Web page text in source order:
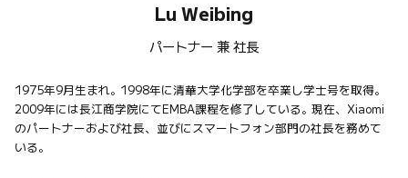
Lu Weibing
パートナー 兼 社長
1975年9月生まれ。1998年に清華大学化学部を卒業し学士号を取得。
2009年には長江商学院にてEMBA課程を修了している。現在、Xiaomi
のパートナーおよび社長、並びにスマートフォン部門の社長を務めて
いる。